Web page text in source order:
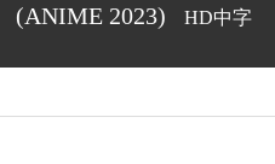
(ANIME 2023) HD中字